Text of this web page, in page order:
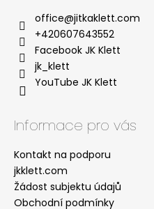
office@jitkaklett.com
+420607643552
Facebook JK Klett
jk_klett
YouTube JK Klett
Informace pro vás
Kontakt na podporu
jkklett.com
Žádost subjektu údajů
Obchodní podmínky